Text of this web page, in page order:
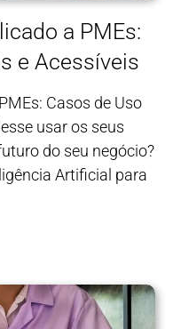
a PMEs:
e Acessíveis
Casos de Uso
usar os seus
do seu negócio?
Artificial para